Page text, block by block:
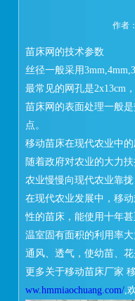
作者
苗床网的技术参数
丝径一般采用
最常见的网孔是2x13cm
苗床网的表面处理一般
点。
移动苗床在现代农业中
随着政府对农业的大力
农业慢慢向现代农业靠
在现代农业发展中，移
性的苗床，能使用十年
温室固有面积的利用率
通风、透气，使幼苗、
更多关于移动苗床厂家
ww.hmmiaochuang.com/,